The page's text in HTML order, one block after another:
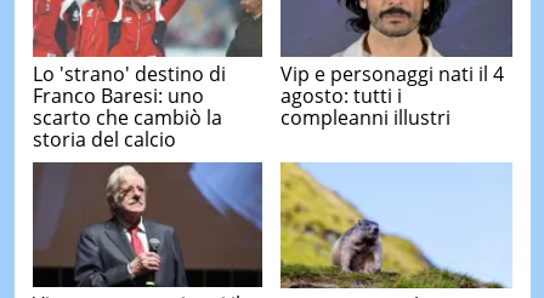
Lo 'strano' destino di
Franco Baresi: uno
scarto che cambiò la
storia del calcio
Vip e personaggi nati il 4
agosto: tutti i
compleanni illustri